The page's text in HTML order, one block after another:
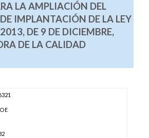
LA AMPLIACIÓN DEL
IMPLANTACIÓN DE LA LEY
DE 9 DE DICIEMBRE,
DE LA CALIDAD